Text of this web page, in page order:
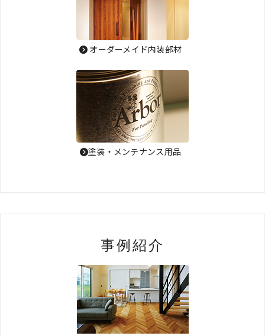
オーダーメイド内装部材
塗装・メンテナンス用品
事例紹介